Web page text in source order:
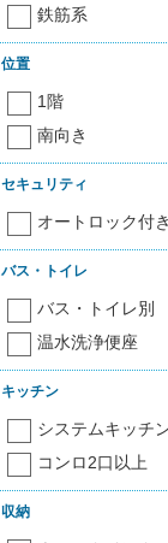
鉄筋系
位置
1階
南向き
セキュリティ
オートロック付き
バス・トイレ
バス・トイレ別
温水洗浄便座
キッチン
システムキッチ
コンロ2口以上
収納